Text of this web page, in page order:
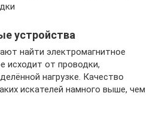
устройства
найти электромагнитное
исходит от проводки,
нагрузке. Качество
искателей намного выше, чем